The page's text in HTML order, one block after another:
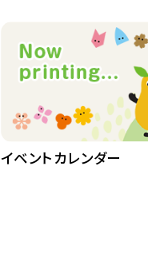
117
510
407
イベントカレンダー